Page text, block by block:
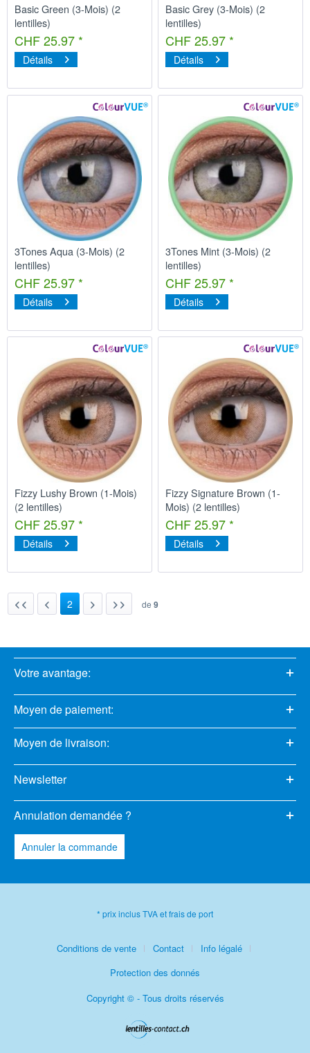
Basic Green (3-Mois) (2
lentilles)
CHF 25.97 *
Détails
Basic Grey (3-Mois) (2
lentilles)
CHF 25.97 *
Détails
3Tones Aqua (3-Mois) (2
lentilles)
CHF 25.97 *
Détails
3Tones Mint (3-Mois) (2
lentilles)
CHF 25.97 *
Détails
Fizzy Lushy Brown (1-Mois)
(2 lentilles)
CHF 25.97 *
Détails
Fizzy Signature Brown (1-
Mois) (2 lentilles)
CHF 25.97 *
Détails
2 de 9
Votre avantage:
Moyen de paiement:
Moyen de livraison:
Newsletter
Annulation demandée ?
Annuler la commande
* prix inclus TVA et frais de port
Conditions de vente Contact
Info légalé
Protection des donnés
Copyright © - Tous droits réservés